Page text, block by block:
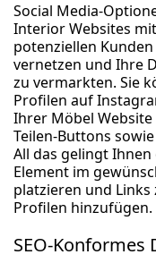
Social Media-
Interior Websites
potenziellen
vernetzen und Ihre
zu vermarkten. Sie
Profilen auf
Ihrer Möbel
Teilen-Buttons
All das gelingt Ihnen
Element im
platzieren und Links
Profilen hinzufügen.
SEO-Konformes